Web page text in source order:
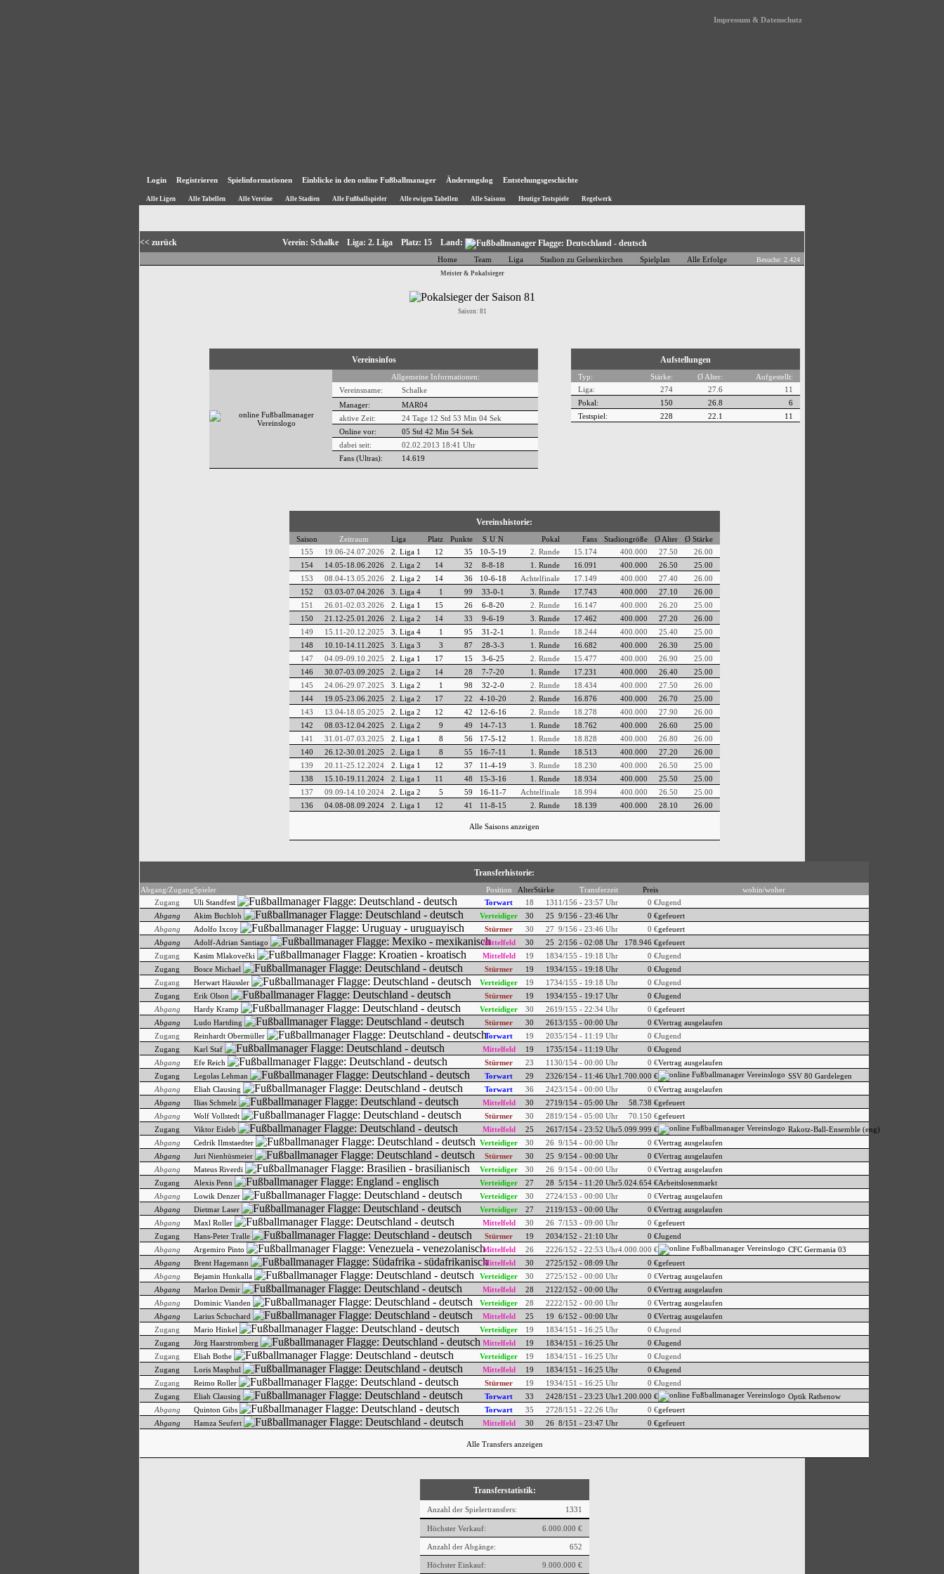
Impressum & Datenschutz
Login Registrieren Spielinformationen Einblicke in den online Fußballmanager Änderungslog Entstehungsgeschichte
Alle Ligen Alle Tabellen Alle Vereine Alle Stadien Alle Fußballspieler Alle ewigen Tabellen Alle Saisons Heutige Testspiele Regelwerk
<< zurück Verein: Schalke Liga: 2. Liga Platz: 15 Land:
Home Team Liga Stadion zu Gelsenkirchen Spielplan Alle Erfolge Besuche: 2.424
Meister & Pokalsieger
Saison: 81
Vereinsinfos
Allgemeine Informationen:
Vereinsname:
Schalke
Manager:
MAR04
aktive Zeit:
24 Tage 12 Std 53 Min 04 Sek
Online vor:
05 Std 42 Min 55 Sek
dabei seit:
02.02.2013 18:41 Uhr
Fans (Ultras):
14.619
Aufstellungen
Typ: Stärke: Ø Alter:
Aufgestellt:
Liga:
274 27.6
11
Pokal:
150 26.8
6
Testspiel:
228 22.1 11
Vereinshistorie:
Saison Zeitraum Liga Platz Punkte S-U-N Pokal Fans Stadiongröße Ø Alter
Ø Stärke
155
19.06-24.07.2026 2. Liga 1 12 35 10-5-19 2. Runde 15.174 400.000 27.50
26.00
154
14.05-18.06.2026 2. Liga 2 14 32 8-8-18 1. Runde 16.091 400.000 26.50
25.00
153
08.04-13.05.2026 2. Liga 2 14 36 10-6-18 Achtelfinale 17.149 400.000 27.40
26.00
152
03.03-07.04.2026 3. Liga 4 1 99 33-0-1 3. Runde 17.743 400.000 27.10
26.00
151
26.01-02.03.2026 2. Liga 1 15 26 6-8-20 2. Runde 16.147 400.000 26.20
25.00
150
21.12-25.01.2026 2. Liga 2 14 33 9-6-19 3. Runde 17.462 400.000 27.20
26.00
149
15.11-20.12.2025 3. Liga 4 1 95 31-2-1 1. Runde 18.244 400.000 25.40
25.00
148
10.10-14.11.2025 3. Liga 3 3 87 28-3-3 1. Runde 16.682 400.000 26.30
25.00
147
04.09-09.10.2025 2. Liga 1 17 15 3-6-25 2. Runde 15.477 400.000 26.90
25.00
146
30.07-03.09.2025 2. Liga 2 14 28 7-7-20 1. Runde 17.231 400.000 26.40
25.00
145
24.06-29.07.2025 3. Liga 2 1 98 32-2-0 2. Runde 18.434 400.000 27.50
26.00
144
19.05-23.06.2025 2. Liga 2 17 22 4-10-20 2. Runde 16.876 400.000 26.70
25.00
143
13.04-18.05.2025 2. Liga 2 12 42 12-6-16 2. Runde 18.278 400.000 27.90
26.00
142
08.03-12.04.2025 2. Liga 2 9 49 14-7-13 1. Runde 18.762 400.000 26.60
25.00
141
31.01-07.03.2025 2. Liga 1 8 56 17-5-12 1. Runde 18.828 400.000 26.80
26.00
140
26.12-30.01.2025 2. Liga 1 8 55 16-7-11 1. Runde 18.513 400.000 27.20
26.00
139
20.11-25.12.2024 2. Liga 1 12 37 11-4-19 3. Runde 18.230 400.000 26.50
25.00
138
15.10-19.11.2024 2. Liga 1 11 48 15-3-16 1. Runde 18.934 400.000 25.50
25.00
137
09.09-14.10.2024 2. Liga 2 5 59 16-11-7 Achtelfinale 18.994 400.000 26.50
25.00
136
04.08-08.09.2024 2. Liga 1 12 41 11-8-15 2. Runde 18.139 400.000 28.10 26.00
Alle Saisons anzeigen
Transferhistorie:
Abgang/ZugangSpieler Position AlterStärke Transferzeit Preis
wohin/woher
Zugang
Uli Standfest Torwart 18 1311/156 - 23:57 Uhr 0 €Jugend
Abgang
Akim Buchloh Verteidiger 30 25 9/156 - 23:46 Uhr 0 €gefeuert
Abgang
Adolfo Ixcoy Stürmer 30 27 9/156 - 23:46 Uhr 0 €gefeuert
Abgang
Adolf-Adrian Santiago Mittelfeld 30 25 2/156 - 02:08 Uhr 178.946 €gefeuert
Zugang
Kasim Mlakovečki Mittelfeld 19 1834/155 - 19:18 Uhr 0 €Jugend
Zugang
Bosce Michael Stürmer 19 1934/155 - 19:18 Uhr 0 €Jugend
Zugang
Herwart Häussler Verteidiger 19 1734/155 - 19:18 Uhr 0 €Jugend
Zugang
Erik Olson Stürmer 19 1934/155 - 19:17 Uhr 0 €Jugend
Abgang
Hardy Kramp Verteidiger 30 2619/155 - 22:34 Uhr 0 €gefeuert
Abgang
Ludo Hartding Stürmer 30 2613/155 - 00:00 Uhr 0 €Vertrag ausgelaufen
Zugang
Reinhardt Obermüller Torwart 19 2035/154 - 11:19 Uhr 0 €Jugend
Zugang
Karl Staf Mittelfeld 19 1735/154 - 11:19 Uhr 0 €Jugend
Abgang
Efe Reich Stürmer 23 1130/154 - 00:00 Uhr 0 €Vertrag ausgelaufen
Zugang
Legolas Lehman Torwart 29 2326/154 - 11:46 Uhr1.700.000 €
SSV 80 Gardelegen
Abgang
Eliah Clausing Torwart 36 2423/154 - 00:00 Uhr 0 €Vertrag ausgelaufen
Abgang
Ilias Schmelz Mittelfeld 30 2719/154 - 05:00 Uhr 58.738 €gefeuert
Abgang
Wolf Vollstedt Stürmer 30 2819/154 - 05:00 Uhr 70.150 €gefeuert
Zugang
Viktor Eisleb Mittelfeld 25 2617/154 - 23:52 Uhr5.099.999 €
Rakotz-Ball-Ensemble (eng)
Abgang
Cedrik Ilmstaedter Verteidiger 30 26 9/154 - 00:00 Uhr 0 €Vertrag ausgelaufen
Abgang
Juri Nienhüsmeier Stürmer 30 25 9/154 - 00:00 Uhr 0 €Vertrag ausgelaufen
Abgang
Mateus Riverdi Verteidiger 30 26 9/154 - 00:00 Uhr 0 €Vertrag ausgelaufen
Zugang
Alexis Penn Verteidiger 27 28 5/154 - 11:20 Uhr5.024.654 €Arbeitslosenmarkt
Abgang
Lowik Denzer Verteidiger 30 2724/153 - 00:00 Uhr 0 €Vertrag ausgelaufen
Abgang
Dietmar Laser Verteidiger 27 21 19/153 - 00:00 Uhr 0 €Vertrag ausgelaufen
Abgang
Maxl Roller Mittelfeld 30 26 7/153 - 09:00 Uhr 0 €gefeuert
Zugang
Hans-Peter Tralle Stürmer 19 2034/152 - 21:10 Uhr 0 €Jugend
Abgang
Argemiro Pinto Mittelfeld 26 2226/152 - 22:53 Uhr4.000.000 €
CFC Germania 03
Abgang
Brent Hagemann Mittelfeld 30 2725/152 - 08:09 Uhr 0 €gefeuert
Abgang
Bejamin Hunkalla Verteidiger 30 2725/152 - 00:00 Uhr 0 €Vertrag ausgelaufen
Abgang
Marlon Demir Mittelfeld 28 2122/152 - 00:00 Uhr 0 €Vertrag ausgelaufen
Abgang
Dominic Vianden Verteidiger 28 2222/152 - 00:00 Uhr 0 €Vertrag ausgelaufen
Abgang
Larius Schuchard Mittelfeld 25 19 6/152 - 00:00 Uhr 0 €Vertrag ausgelaufen
Zugang
Mario Hinkel Verteidiger 19 1834/151 - 16:25 Uhr 0 €Jugend
Zugang
Jörg Haarstromberg Mittelfeld 19 1834/151 - 16:25 Uhr 0 €Jugend
Zugang
Eliah Bothe Verteidiger 19 1834/151 - 16:25 Uhr 0 €Jugend
Zugang
Loris Masphul Mittelfeld 19 1834/151 - 16:25 Uhr 0 €Jugend
Zugang
Reimo Roller Stürmer 19 1934/151 - 16:25 Uhr 0 €Jugend
Zugang
Eliah Clausing Torwart 33 2428/151 - 23:23 Uhr1.200.000 €
Optik Rathenow
Abgang
Quinton Gibs Torwart 35 2728/151 - 22:26 Uhr 0 €gefeuert
Abgang
Hamza Seufert Mittelfeld 30 26 8/151 - 23:47 Uhr 0 €gefeuert
Alle Transfers anzeigen
Transferstatistik:
Anzahl der Spielertransfers: 1331
Höchster Verkauf: 6.000.000 €
Anzahl der Abgänge: 652
Höchster Einkauf: 9.000.000 €